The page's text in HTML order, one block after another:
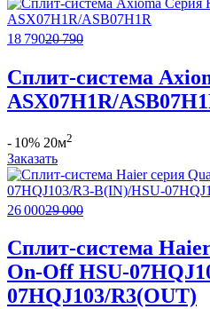
18 79020 790
Сплит-система
ASX07H1R/
- 10% 20м2
Заказать
26 00029 000
Сплит-система
On-Off HSU-
07HQJ103/R3(OUT)